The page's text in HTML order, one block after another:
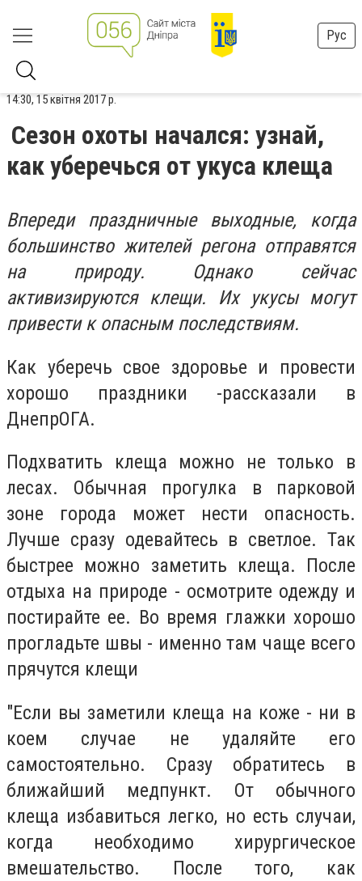
Рус
14:30, 15 квітня 2017 р.
Сезон охоты начался: узнай,
как уберечься от укуса клеща
Впереди праздничные выходные, когда
большинство жителей регона отправятся
на природу. Однако сейчас
активизируются клещи. Их укусы могут
привести к опасным последствиям.
Как уберечь свое здоровье и провести
хорошо праздники -рассказали в
ДнепрОГА.
Подхватить клеща можно не только в
лесах. Обычная прогулка в парковой
зоне города может нести опасность.
Лучше сразу одевайтесь в светлое. Так
быстрее можно заметить клеща. После
отдыха на природе - осмотрите одежду и
постирайте ее. Во время глажки хорошо
прогладьте швы - именно там чаще всего
прячутся клещи
"Если вы заметили клеща на коже - ни в
коем случае не удаляйте его
самостоятельно. Сразу обратитесь в
ближайший медпункт. От обычного
клеща избавиться легко, но есть случаи,
когда необходимо хирургическое
вмешательство. После того, как